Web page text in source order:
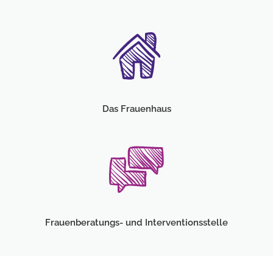
Das Frauenhaus
Frauenberatungs- und Interventionsstelle